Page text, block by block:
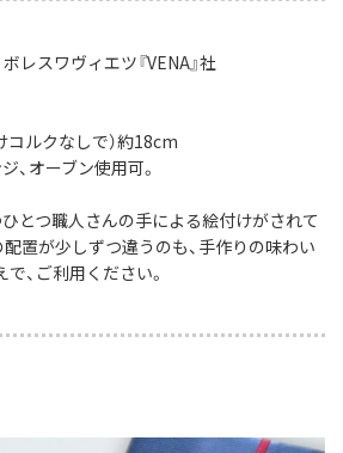
レスワヴィエツ『VENA』社
コルクなしで）約18cm
、オーブン使用可。
とつ職人さんの手による絵付けがされて
置が少しずつ違うのも、手作りの味わい
、ご利用ください。